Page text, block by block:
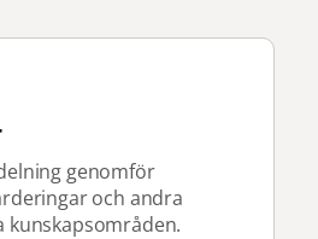
genomför
och andra
kunskapsområden.